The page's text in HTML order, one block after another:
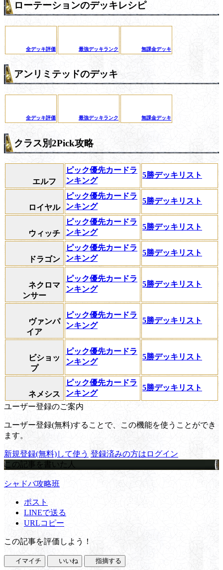
ローテーションのデッキレシピ
全デッキ評価 最強デッキランク 無課金デッキ
アンリミテッドのデッキ
全デッキ評価 最強デッキランク 無課金デッキ
クラス別2Pick攻略
エルフ
ピック優先カードラ
ンキング
5勝デッキリスト
ロイヤル
ピック優先カードラ
ンキング
5勝デッキリスト
ウィッチ
ピック優先カードラ
ンキング
5勝デッキリスト
ドラゴン
ピック優先カードラ
ンキング
5勝デッキリスト
ネクロマ
ンサー
ピック優先カードラ
ンキング
5勝デッキリスト
ヴァンパ
イア
ピック優先カードラ
ンキング
5勝デッキリスト
ビショッ
プ
ピック優先カードラ
ンキング
5勝デッキリスト
ネメシス
ピック優先カードラ
ンキング
5勝デッキリスト
ユーザー登録のご案内
ユーザー登録(無料)することで、この機能を使うことができ
ます。
新規登録(無料)して使う 登録済みの方はログイン
この記事を書いた人
シャドバ攻略班
ポスト
LINEで送る
URLコピー
この記事を評価しよう！
イマイチ いいね 指摘する